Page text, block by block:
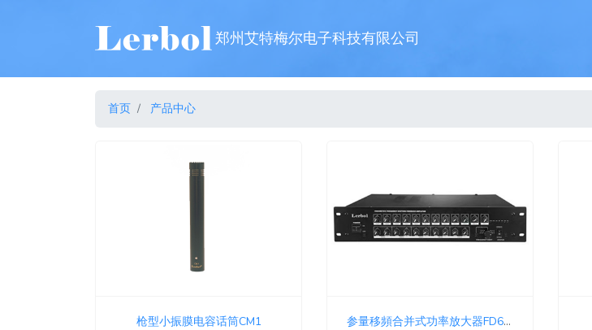
郑州艾特梅尔电子科技有限公司
首页 产品中心
枪型小振膜电容话筒CM1 参量移頻合并式功率放大器FD690B